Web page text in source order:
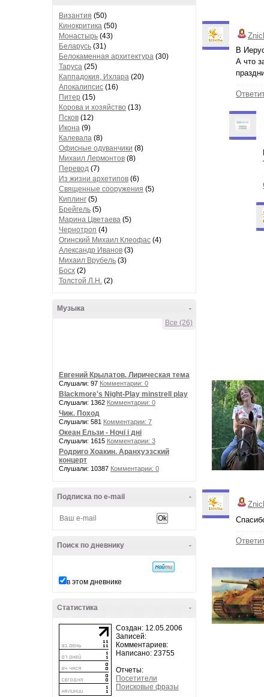
Византия (50)
Кинокритика (50)
Монастырь (43)
Беларусь (31)
Белокаменная архитектура (30)
Таруса (25)
Каппадокия, Ихлара (20)
Апокалипсис (16)
Питер (15)
Корова и хозяйство (13)
Псков (12)
Икона (9)
Калевала (8)
Офисные одуванчики (8)
Михаил Лермонтов (8)
Перевод (7)
Из жизни архетипов (6)
Священные сооружения (5)
Киплинг (5)
Брейгель (5)
Марина Цветаева (5)
Чернотроп (4)
Огинский Михаил Клеофас (4)
Александр Иванов (3)
Михаил Врубель (3)
Босх (2)
Толстой Л.Н. (2)
-
Музыка
Все (26)
Евгений Крылатов. Лирическая тема
Слушали: 97 Комментарии: 0
Blackmore's Night-Play minstrell play
Слушали: 1362 Комментарии: 0
Чиж. Поход
Слушали: 581 Комментарии: 7
Океан Ельзи - Ночі і дні
Слушали: 1615 Комментарии: 3
Родриго Хоакин. Аранхуэзский
концерт
Слушали: 10387 Комментарии: 0
-
Подписка по e-mail
-
Поиск по дневнику
в этом дневнике
-
Статистика
Создан: 12.05.2006
Записей:
Комментариев:
Написано: 23755
Отчеты:
Посетители
Поисковые фразы
В
А что